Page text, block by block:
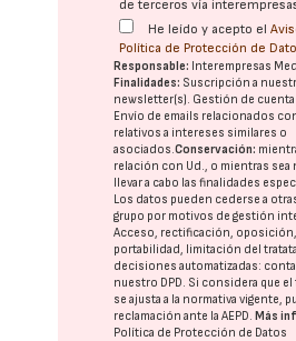
de terceros vía
He leído y acepto el
Política de Protección de
Responsable: Interempresas
Finalidades: Suscripción a
newsletter(s). Gestión de cuenta
Envío de emails relacionados
relativos a intereses similares o
asociados.Conservación:
relación con Ud., o mientras sea
llevar a cabo las finalidades
Los datos pueden cederse a
grupo por motivos de gestión
Acceso, rectificación,
portabilidad, limitación del
decisiones automatizadas:
nuestro DPD. Si considera que
se ajusta a la normativa vigente,
reclamación ante laAEPD.Más
Política de Protección de Datos